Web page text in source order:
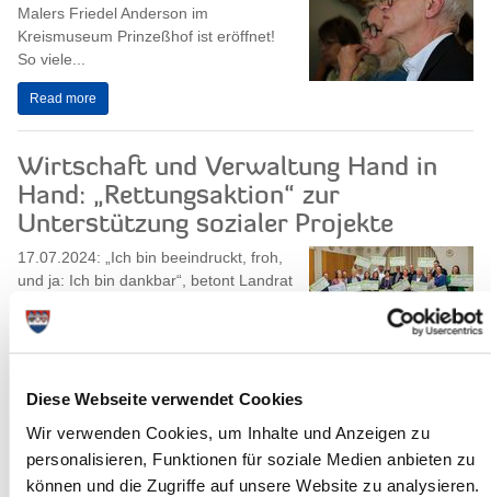
Diese Webseite verwendet Cookies
Wir verwenden Cookies, um Inhalte und Anzeigen zu
personalisieren, Funktionen für soziale Medien anbieten zu
können und die Zugriffe auf unsere Website zu analysieren.
Malers Friedel Anderson im
Kreismuseum Prinzeßhof ist eröffnet!
So viele...
Read more
Wirtschaft und Verwaltung Hand in
Hand: „Rettungsaktion“ zur
Unterstützung sozialer Projekte
17.07.2024: „Ich bin beeindruckt, froh,
und ja: Ich bin dankbar“, betont Landrat
zahlreichen Vertreterinnen und...
In Kooperation mit dem
Gesundheitsamt: Digitales Wissen für